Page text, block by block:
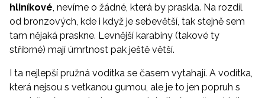
hliníkové, nevíme o žádné, která by praskla. Na rozdíl
od bronzových, kde i když je sebevětší, tak stejně sem
tam nějaká praskne. Levnější karabiny (takové ty
stříbrné) mají úmrtnost pak ještě větší.
I ta nejlepší pružná vodítka se časem vytahají. A vodítka,
která nejsou s vetkanou gumou, ale je to jen popruh s